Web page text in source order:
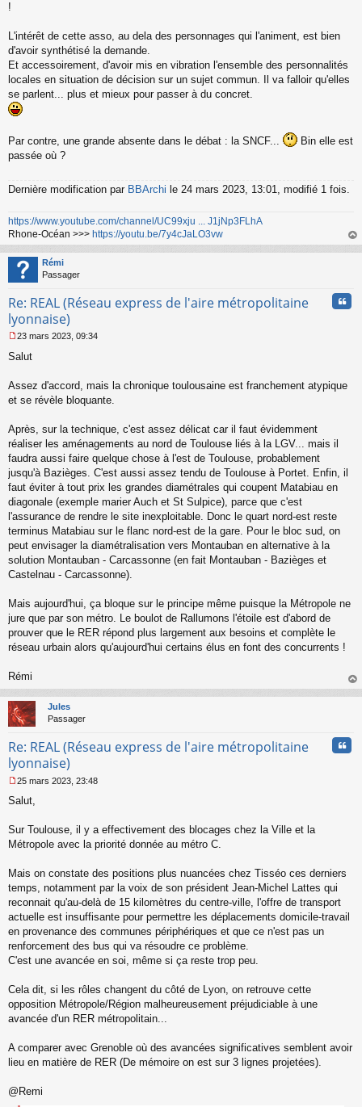
!
L'intérêt de cette asso, au dela des personnages qui l'animent, est bien
d'avoir synthétisé la demande.
Et accessoirement, d'avoir mis en vibration l'ensemble des personnalités
locales en situation de décision sur un sujet commun. Il va falloir qu'elles
se parlent... plus et mieux pour passer à du concret.
Par contre, une grande absente dans le débat : la SNCF...
Bin elle est
passée où ?
Dernière modification par BBArchi le 24 mars 2023, 13:01, modifié 1 fois.
https://www.youtube.com/channel/UC99xju ... J1jNp3FLhA
Rhone-Océan >>> https://youtu.be/7y4cJaLO3vw
au
Rémi
Passager
Re: REAL (Réseau express de l'aire métropolitaine
lyonnaise)
e
s
g
n
o
n
u
23 mars 2023, 09:34
Salut
Assez d'accord, mais la chronique toulousaine est franchement atypique
et se révèle bloquante.
Après, sur la technique, c'est assez délicat car il faut évidemment
réaliser les aménagements au nord de Toulouse liés à la LGV... mais il
faudra aussi faire quelque chose à l'est de Toulouse, probablement
jusqu'à Bazièges. C'est aussi assez tendu de Toulouse à Portet. Enfin, il
faut éviter à tout prix les grandes diamétrales qui coupent Matabiau en
diagonale (exemple marier Auch et St Sulpice), parce que c'est
l'assurance de rendre le site inexploitable. Donc le quart nord-est reste
terminus Matabiau sur le flanc nord-est de la gare. Pour le bloc sud, on
peut envisager la diamétralisation vers Montauban en alternative à la
solution Montauban - Carcassonne (en fait Montauban - Bazièges et
Castelnau - Carcassonne).
Mais aujourd'hui, ça bloque sur le principe même puisque la Métropole ne
jure que par son métro. Le boulot de Rallumons l'étoile est d'abord de
prouver que le RER répond plus largement aux besoins et complète le
réseau urbain alors qu'aujourd'hui certains élus en font des concurrents !
Rémi
au
Jules
Passager
Re: REAL (Réseau express de l'aire métropolitaine
lyonnaise)
e
s
a
g
n
o
n
u
25 mars 2023, 23:48
Salut,
Sur Toulouse, il y a effectivement des blocages chez la Ville et la
Métropole avec la priorité donnée au métro C.
Mais on constate des positions plus nuancées chez Tisséo ces derniers
temps, notamment par la voix de son président Jean-Michel Lattes qui
reconnait qu'au-delà de 15 kilomètres du centre-ville, l'offre de transport
actuelle est insuffisante pour permettre les déplacements domicile-travail
en provenance des communes périphériques et que ce n'est pas un
renforcement des bus qui va résoudre ce problème.
C'est une avancée en soi, même si ça reste trop peu.
Cela dit, si les rôles changent du côté de Lyon, on retrouve cette
opposition Métropole/Région malheureusement préjudiciable à une
avancée d'un RER métropolitain...
A comparer avec Grenoble où des avancées significatives semblent avoir
lieu en matière de RER (De mémoire on est sur 3 lignes projetées).
@Remi